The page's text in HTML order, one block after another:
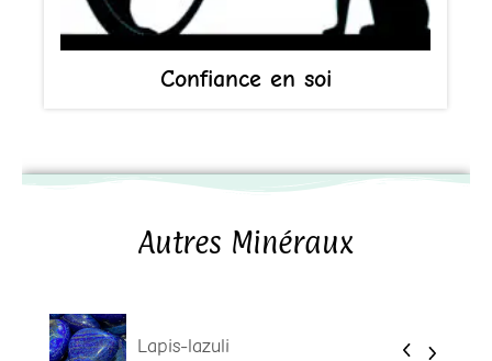
Confiance en soi
Autres Minéraux
Lapis-lazuli